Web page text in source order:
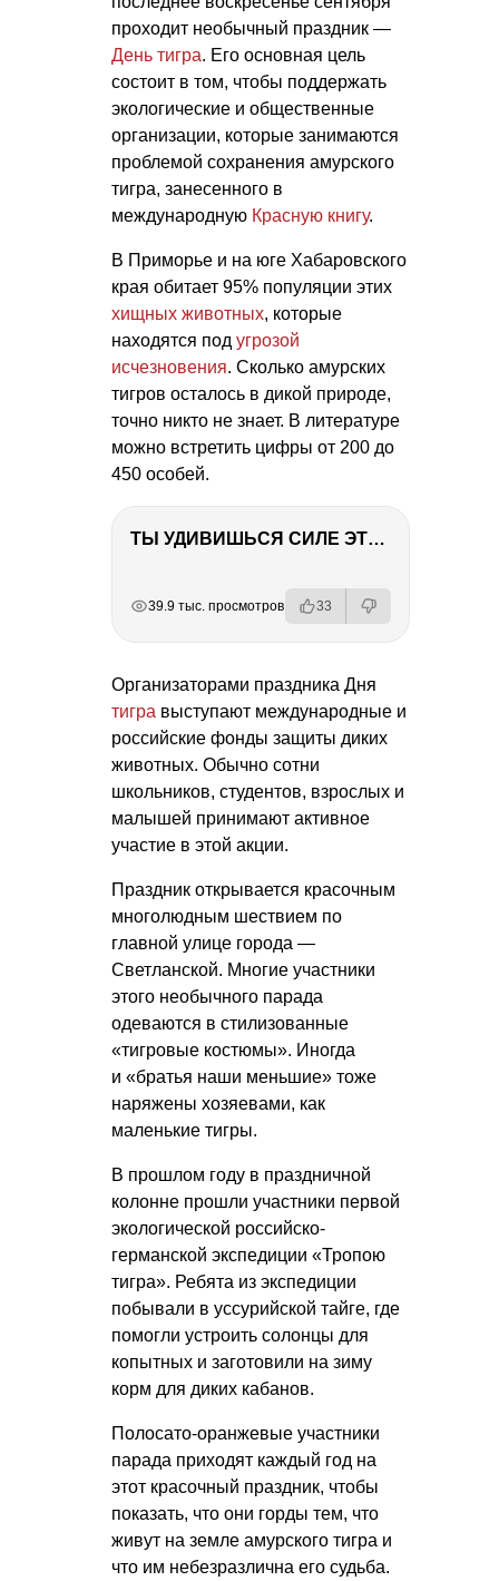
проходит необычный праздник —
День тигра. Его основная цель
состоит в том, чтобы поддержать
экологические и общественные
организации, которые занимаются
проблемой сохранения амурского
тигра, занесенного в
международную Красную книгу.
В Приморье и на юге Хабаровского
края обитает 95% популяции этих
хищных животных, которые
находятся под угрозой
исчезновения. Сколько амурских
тигров осталось в дикой природе,
точно никто не знает. В литературе
можно встретить цифры от 200 до
450 особей.
ТЫ УДИВИШЬСЯ СИЛЕ ЭТО ЧЕЛОВЕКА! Блог о нашей поездке в Вышний Волочек
39.9 тыс. просмотров 33
Организаторами праздника Дня
тигра выступают международные и
российские фонды защиты диких
животных. Обычно сотни
школьников, студентов, взрослых и
малышей принимают активное
участие в этой акции.
Праздник открывается красочным
многолюдным шествием по
главной улице города —
Светланской. Многие участники
этого необычного парада
одеваются в стилизованные
«тигровые костюмы». Иногда
и «братья наши меньшие» тоже
наряжены хозяевами, как
маленькие тигры.
В прошлом году в праздничной
колонне прошли участники первой
экологической российско-
германской экспедиции «Тропою
тигра». Ребята из экспедиции
побывали в уссурийской тайге, где
помогли устроить солонцы для
копытных и заготовили на зиму
корм для диких кабанов.
Полосато-оранжевые участники
парада приходят каждый год на
этот красочный праздник, чтобы
показать, что они горды тем, что
живут на земле амурского тигра и
что им небезразлична его судьба.